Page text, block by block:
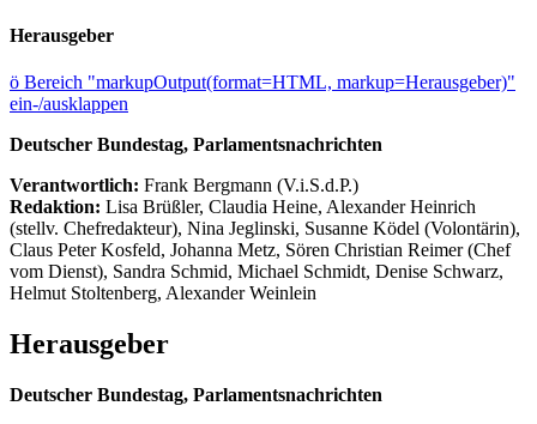
Herausgeber
ö Bereich "markupOutput(format=HTML, markup=Herausgeber)"
ein-/ausklappen
Deutscher Bundestag, Parlamentsnachrichten
Verantwortlich: Frank Bergmann (V.i.S.d.P.)
Redaktion: Lisa Brüßler, Claudia Heine, Alexander Heinrich
(stellv. Chefredakteur), Nina Jeglinski, Susanne Ködel (Volontärin),
Claus Peter Kosfeld, Johanna Metz, Sören Christian Reimer (Chef
vom Dienst), Sandra Schmid, Michael Schmidt, Denise Schwarz,
Helmut Stoltenberg, Alexander Weinlein
Herausgeber
Deutscher Bundestag, Parlamentsnachrichten